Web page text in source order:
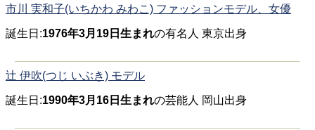
市川 実和子(いちかわ みわこ) ファッションモデル、女優
誕生日:1976年3月19日生まれの有名人 東京出身
辻 伊吹(つじ いぶき) モデル
誕生日:1990年3月16日生まれの芸能人 岡山出身